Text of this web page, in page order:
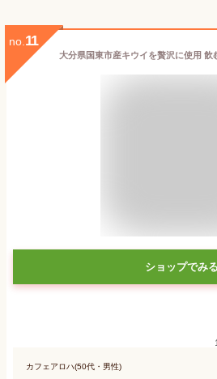
no. 11
ショップでみる
カフェアロハ(50代・男性)